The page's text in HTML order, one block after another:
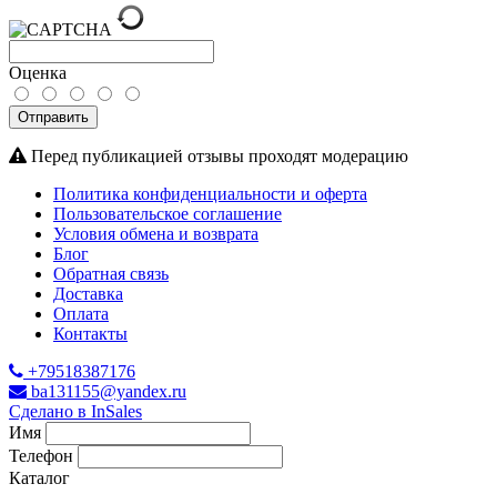
Оценка
Отправить
Перед публикацией отзывы проходят модерацию
Политика конфиденциальности и оферта
Пользовательское соглашение
Условия обмена и возврата
Блог
Обратная связь
Доставка
Оплата
Контакты
+79518387176
ba131155@yandex.ru
Сделано в InSales
Имя
Телефон
Каталог